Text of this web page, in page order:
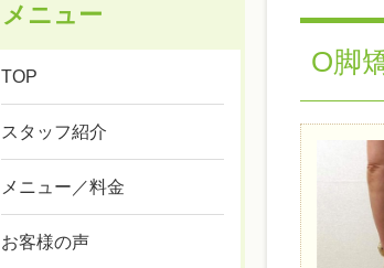
O脚
メニュー
TOP
スタッフ紹介
メニュー／料金
お客様の声